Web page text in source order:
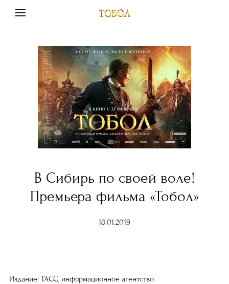
В Сибирь по своей воле!
Премьера фильма «Тобол»
18.01.2019
Издание: ТАСС, информационное агентство